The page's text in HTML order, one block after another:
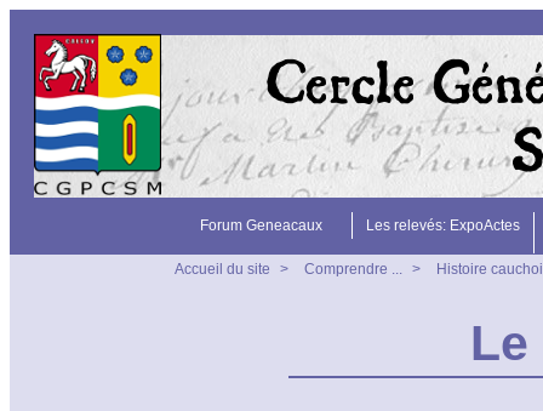
Forum Geneacaux Les relevés: ExpoActes
Accueil du site > Comprendre ... > Histoire